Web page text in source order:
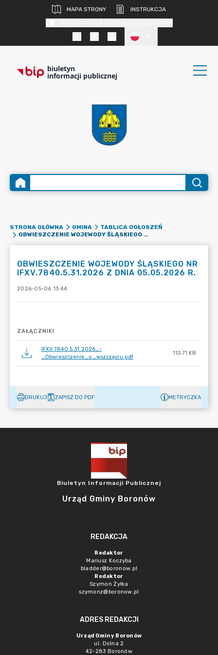
MAPA STRONY
INSTRUKCJA
biuletyn
informacji publicznej
STRONA GŁÓWNA GMINA
TABLICA OGŁOSZEŃ
OBWIESZCZENIE WOJEWODY ŚLĄSKIEGO NR IFXV.7840.5.31.2026 Z DNIA 05.05.2026 R.
OBWIESZCZENIE WOJEWODY ŚLĄSKIEGO NR
IFXV.7840.5.31.2026 Z DNIA 05.05.2026 R.
2026-05-06 13:44
ZAŁĄCZNIKI
IFXV.7840.5.31.2026_-
_Obwieszczenie_o_wszczęciu.pdf
113.71 KB
DRUKUJ ZAPISZ DO PDF METRYCZKA
Biuletyn Informacji Publicznej
Urząd Gminy Boronów
REDAKCJA
Redaktor
Mariusz Koczyba
bladder@boronow.pl
Redaktor
Szymon Żyłka
szymonz@boronow.pl
ADRES REDAKCJI
Urząd Gminy Boronów
ul. Dolna 2
42-283 Boronów